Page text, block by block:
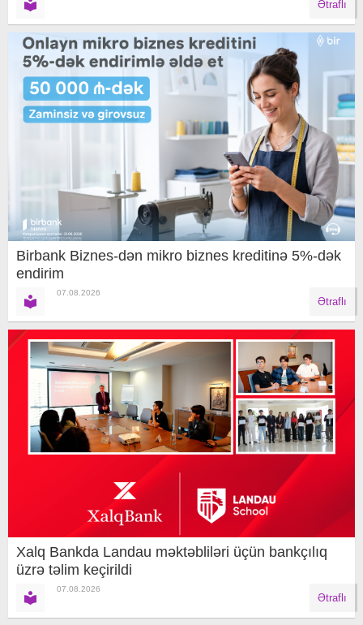
Ətraflı
Birbank Biznes-dən mikro biznes kreditinə 5%-dək
endirim
07.08.2026
Ətraflı
Xalq Bankda Landau məktəbliləri üçün bankçılıq
üzrə təlim keçirildi
07.08.2026
Ətraflı